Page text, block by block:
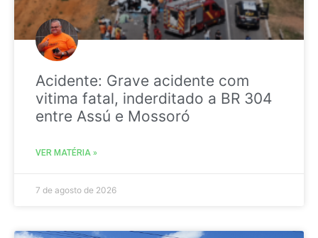
Acidente: Grave acidente com
vitima fatal, inderditado a BR 304
entre Assú e Mossoró
VER MATÉRIA »
7 de agosto de 2026